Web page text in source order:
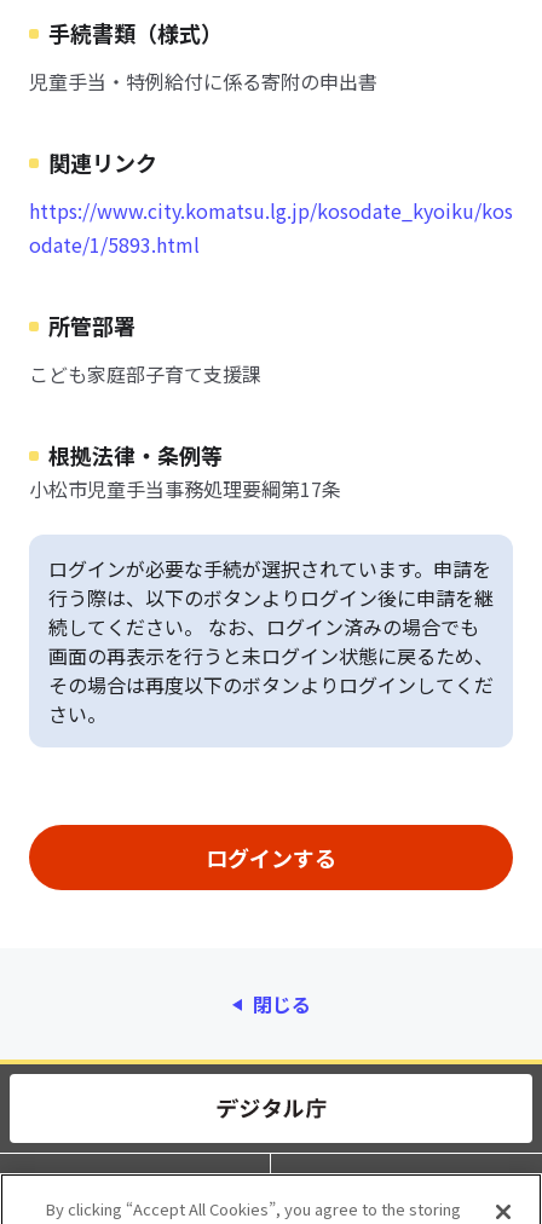
手続書類（様式）
児童手当・特例給付に係る寄附の申出書
関連リンク
https://www.city.komatsu.lg.jp/kosodate_kyoiku/kos
odate/1/5893.html
所管部署
こども家庭部子育て支援課
根拠法律・条例等
小松市児童手当事務処理要綱第17条
ログインが必要な手続が選択されています。申請を
行う際は、以下のボタンよりログイン後に申請を継
続してください。 なお、ログイン済みの場合でも
画面の再表示を行うと未ログイン状態に戻るため、
その場合は再度以下のボタンよりログインしてくだ
さい。
閉じる
動作環境 個人情報保護
By clicking “Accept All Cookies”, you agree to the storing